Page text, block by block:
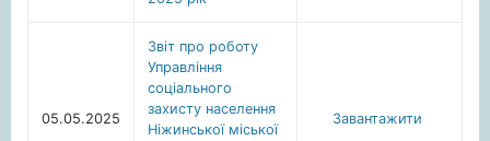
05.05.2025
Звіт про роботу
Управління
соціального
захисту населення
Ніжинської міської
Завантажити